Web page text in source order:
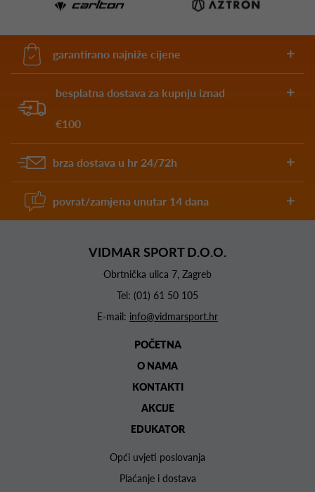
garantirano najniže cijene
besplatna dostava za kupnju iznad
€100
brza dostava u hr 24/72h
povrat/zamjena unutar 14 dana
VIDMAR SPORT D.O.O.
Obrtnička ulica 7, Zagreb
Tel: (01) 61 50 105
E-mail: info@vidmarsport.hr
POČETNA
O NAMA
KONTAKTI
AKCIJE
EDUKATOR
Opći uvjeti poslovanja
Plaćanje i dostava